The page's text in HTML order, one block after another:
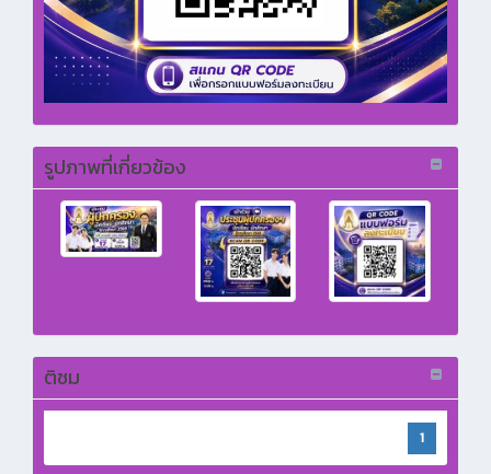
รูปภาพที่เกี่ยวข้อง
ติชม
1